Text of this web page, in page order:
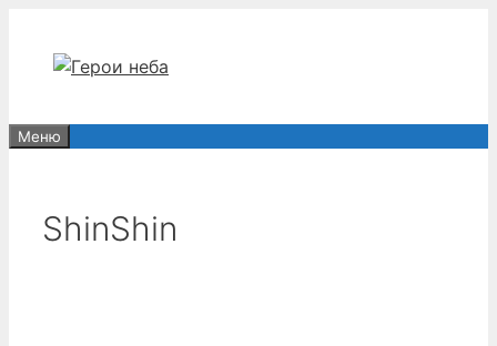
содержимому
Меню
ShinShin